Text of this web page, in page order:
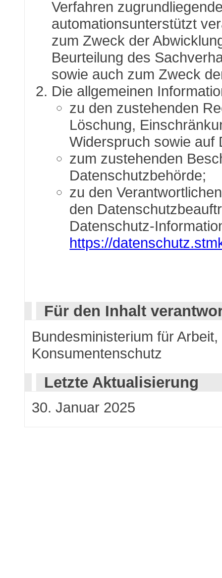
Verfahren
automationsunterstützt
zum Zweck der
Beurteilung des
sowie auch zum Zweck
Die allgemeinen
zu den zustehenden
Löschung,
Widerspruch sowie auf
zum zustehenden
Datenschutzbehörde;
zu den
den
Datenschutz-
https://
Für den Inhalt
Bundesministerium für
Konsumentenschutz
Letzte Aktualisierung
30. Januar 2025